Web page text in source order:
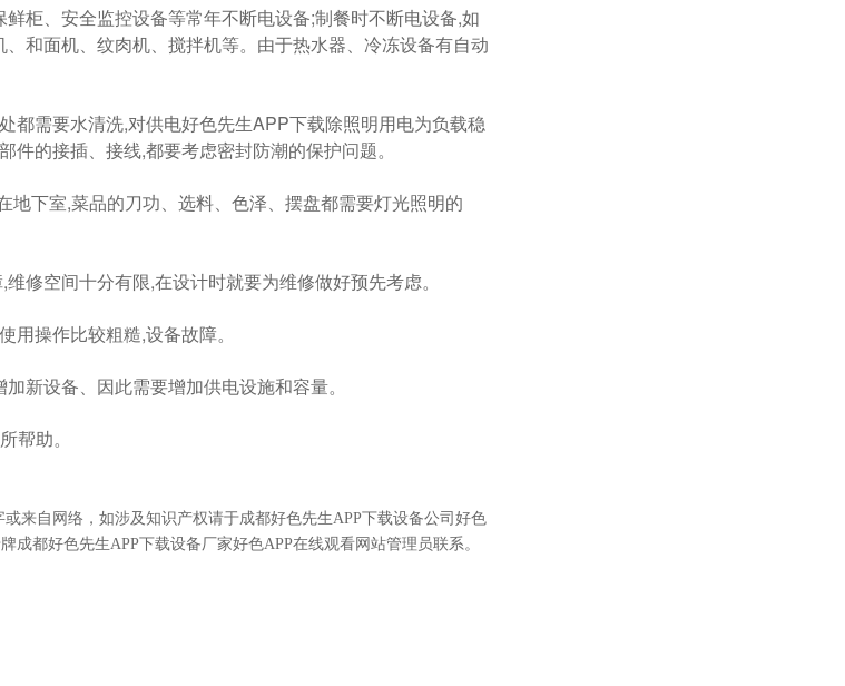
、安全监控设备等常年不断电设备;制餐时不断电设备,如
和面机、纹肉机、搅拌机等。由于热水器、冷冻设备有自动
处都需要水清洗,对供电好色先生APP下载除照明用电为负载稳
的接插、接线,都要考虑密封防潮的保护问题。
品的刀功、选料、色泽、摆盘都需要灯光照明的
间十分有限,在设计时就要为维修做好预先考虑。
作比较粗糙,设备故障。
备、因此需要增加供电设施和容量。
。
或来自网络，如涉及知识产权请于成都好色先生APP下载设备公司好色
成都好色先生APP下载设备厂家好色APP在线观看网站管理员联系。